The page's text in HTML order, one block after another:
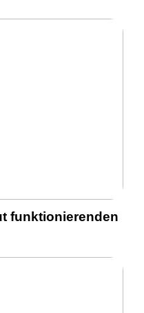
funktionierenden